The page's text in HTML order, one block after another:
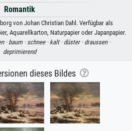
Romantik
von Johan Christian Dahl. Verfügbar als
Aquarellkarton, Naturpapier oder Japanpapier.
· baum · schnee · kalt · düster · draussen ·
deprimierend
dieses Bildes